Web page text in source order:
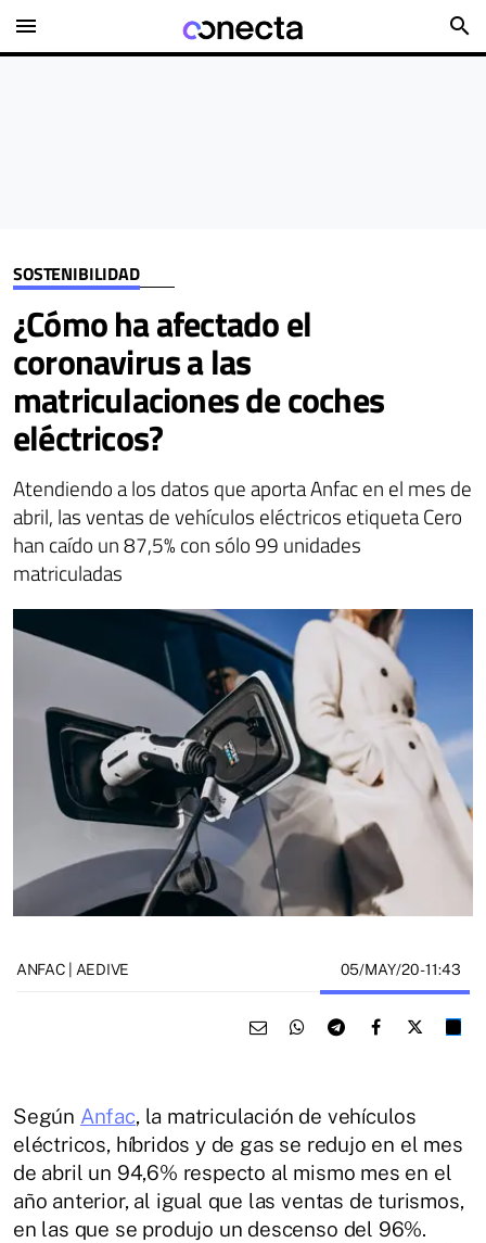
menu search
SOSTENIBILIDAD
¿Cómo ha afectado el
coronavirus a las
matriculaciones de coches
eléctricos?
Atendiendo a los datos que aporta Anfac en el mes de
abril, las ventas de vehículos eléctricos etiqueta Cero
han caído un 87,5% con sólo 99 unidades
matriculadas
ANFAC | AEDIVE 05/MAY/20- 11:43
Según Anfac, la matriculación de vehículos
eléctricos, híbridos y de gas se redujo en el mes
de abril un 94,6% respecto al mismo mes en el
año anterior, al igual que las ventas de turismos,
en las que se produjo un descenso del 96%.